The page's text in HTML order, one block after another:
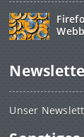
Unser